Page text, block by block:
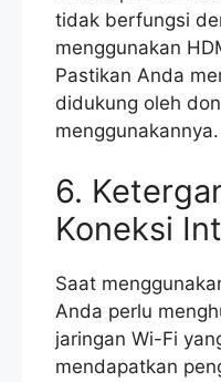
tidak berfungsi
menggunakan
Pastikan Anda
didukung oleh
menggunakannya.
6.
Koneksi
Saat
Anda perlu
jaringan Wi-Fi
mendapatkan